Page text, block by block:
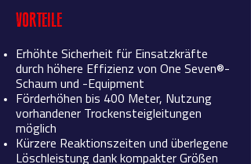
VORTEILE
Erhöhte Sicherheit für Einsatzkräfte
durch höhere Effizienz von One Seven®-
Schaum und -Equipment
Förderhöhen bis 400 Meter, Nutzung
vorhandener Trockensteigleitungen
möglich
Kürzere Reaktionszeiten und überlegene
Löschleistung dank kompakter Größen